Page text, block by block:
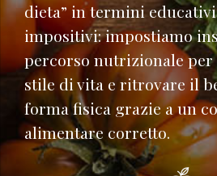
dieta” in termini
impositivi: impostiamo
percorso nutrizionale
stile di vita e ritrovare il
forma fisica grazie a un
alimentare corretto.